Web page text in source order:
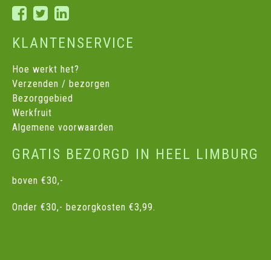
KLANTENSERVICE
Hoe werkt het?
Verzenden / bezorgen
Bezorggebied
Werkfruit
Algemene voorwaarden
GRATIS BEZORGD IN HEEL LIMBURG
boven €30,-
Onder €30,- bezorgkosten €3,99.